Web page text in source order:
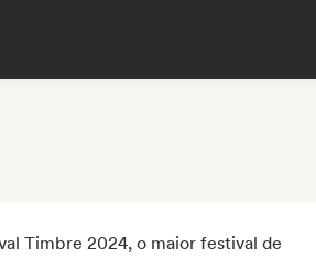
Timbre 2024, o maior festival de